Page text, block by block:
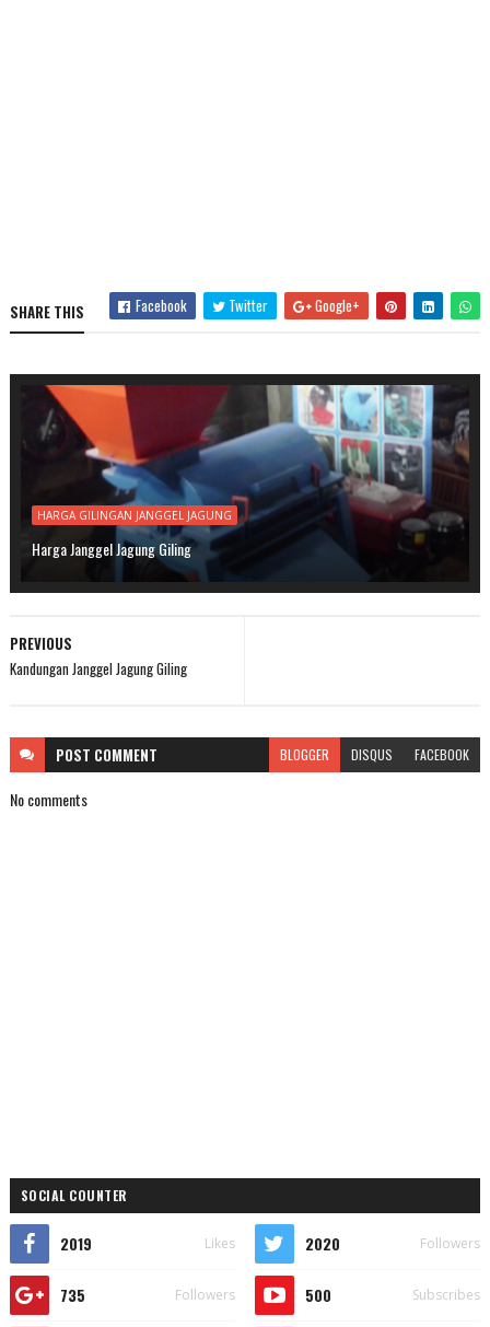
SHARE THIS Facebook Twitter Google+
HARGA GILINGAN JANGGEL JAGUNG
Harga Janggel Jagung Giling
PREVIOUS
Kandungan Janggel Jagung Giling
POST COMMENT BLOGGER DISQUS FACEBOOK
No comments
SOCIAL COUNTER
2019 Likes 2020 Followers
735 Followers 500 Subscribes